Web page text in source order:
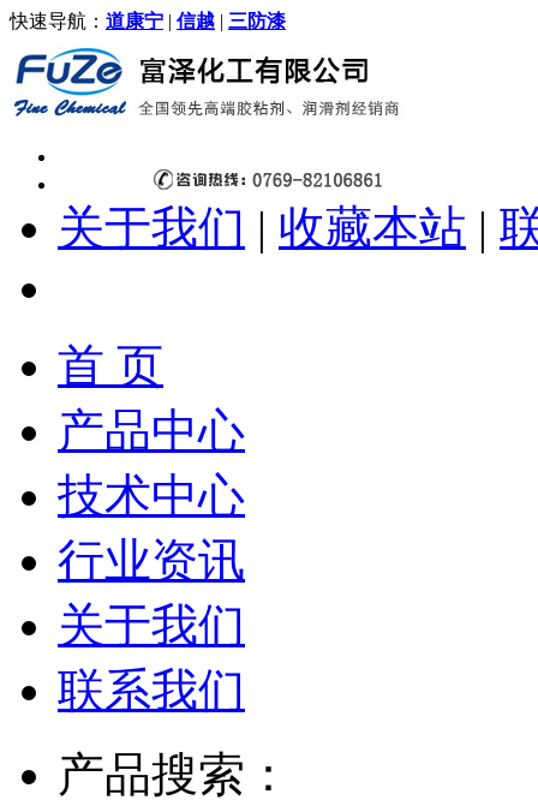
快速导航： 道康宁 | 信越 | 三防漆
关于我们 | 收藏本站 |
首 页
产品中心
技术中心
行业资讯
关于我们
联系我们
产品搜索：